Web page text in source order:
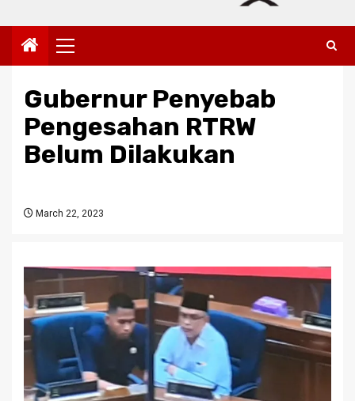
Primary
Menu
Gubernur Penyebab
Pengesahan RTRW
Belum Dilakukan
March 22, 2023